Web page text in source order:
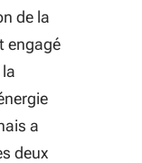
de la
engagé
a
deux